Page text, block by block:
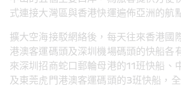
式連接大灣區與香港快運遍佈亞洲的航
擴大空海接駁網絡後，每天往來香港國
港澳客運碼頭及深圳機場碼頭的快船各
來深圳招商蛇口郵輪母港的11班快船、
及東莞虎門港澳客運碼頭的3班快船，